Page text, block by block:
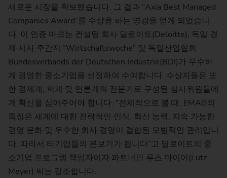
새로운 시장을 확보했습니다. 그 결과 “Axia Best Managed
Companies Award”를 수상을 하는 영광을 얻게 되었습니
다. 이 인증 마크는 컨설팅 회사 딜로이트(Deloitte), 독일 경
제·시사 주간지 “Wirtschaftswoche” 및 독일산업협회
Bundesverbands der Deutschen Industrie(BDI)가 우수하
게 경영한 중소기업을 선정하여 수여합니다. 수상자들은 또
한 경제계, 학계 및 언론계의 전문가로 구성된 심사위원들에
게 확신을 심어주어야 합니다. "전체적으로 볼 때, EMAG의
특징은 세계에 대한 전략적인 인식, 혁신 능력, 지속 가능한
경영 문화 및 우수한 회사 경영이 결합된 모범적인 관리입니
다. 따라서 타기업들의 본보기가 됩니다”고 딜로이트의 중
소기업 프로그램 책임자이자 파트너인 루츠 마이어(Lutz
Meyer) 씨는 강조합니다.